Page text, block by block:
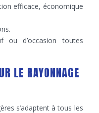
efficace, économique
ou d’occasion toutes
LE RAYONNAGE
s’adaptent à tous les